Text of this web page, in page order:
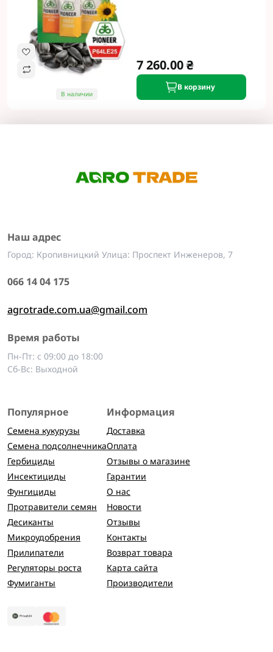
В наличии
7 260.00 ₴
В корзину
Наш адрес
Город: Кропивницкий Улица: Проспект Инженеров, 7
066 14 04 175
agrotrade.com.ua@gmail.com
Время работы
Пн-Пт: с 09:00 до 18:00
Сб-Вс: Выходной
Популярное
Семена кукурузы
Семена подсолнечника
Гербициды
Инсектициды
Фунгициды
Протравители семян
Десиканты
Микроудобрения
Прилипатели
Регуляторы роста
Фумиганты
Информация
Доставка
Оплата
Отзывы о магазине
Гарантии
О нас
Новости
Отзывы
Контакты
Возврат товара
Карта сайта
Производители